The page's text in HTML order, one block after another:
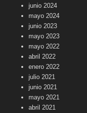
junio 2024
mayo 2024
junio 2023
mayo 2023
mayo 2022
abril 2022
enero 2022
julio 2021
junio 2021
mayo 2021
abril 2021